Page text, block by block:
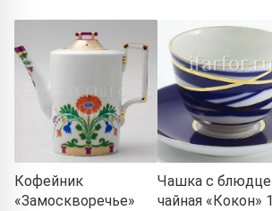
Кофейник
«Замоскворечье»
Чашка с
чайная «Кокон»